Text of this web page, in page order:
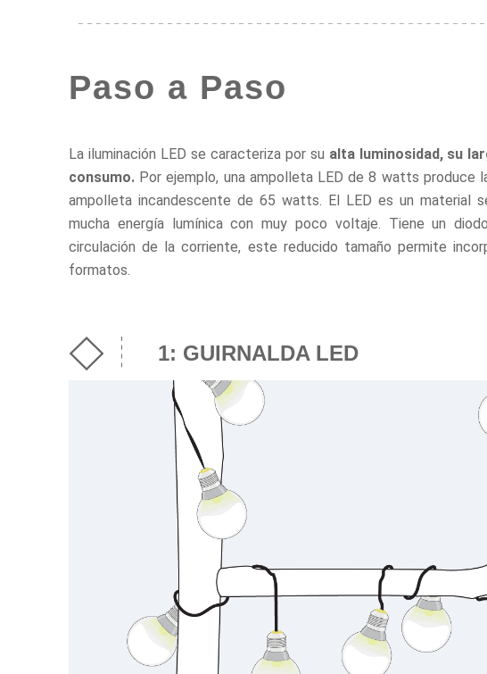
Paso a Paso
La iluminación LED se caracteriza por su alta luminosidad, su
consumo. Por ejemplo, una ampolleta LED de 8 watts produce
ampolleta incandescente de 65 watts. El LED es un material
mucha energía lumínica con muy poco voltaje. Tiene un
circulación de la corriente, este reducido tamaño permite
formatos.
1: GUIRNALDA LED